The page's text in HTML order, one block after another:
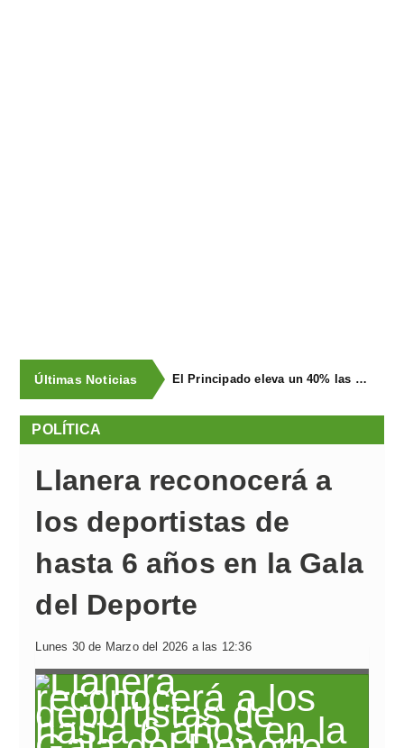
Últimas Noticias El Principado eleva un 40% las ayudas a la producción ecológica, que superan los cuatro millones de euros
POLÍTICA
Llanera reconocerá a
los deportistas de
hasta 6 años en la Gala
del Deporte
Lunes 30 de Marzo del 2026 a las 12:36